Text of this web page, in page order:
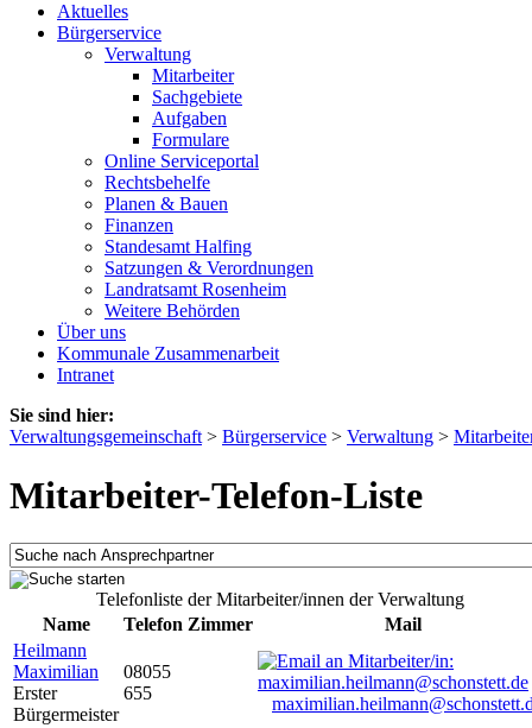
Aktuelles
Bürgerservice
Verwaltung
Mitarbeiter
Sachgebiete
Aufgaben
Formulare
Online Serviceportal
Rechtsbehelfe
Planen & Bauen
Finanzen
Standesamt Halfing
Satzungen & Verordnungen
Landratsamt Rosenheim
Weitere Behörden
Über uns
Kommunale Zusammenarbeit
Intranet
Sie sind hier:
Verwaltungsgemeinschaft > Bürgerservice > Verwaltung >
Mitarbeiter-Telefon-Liste
Telefonliste der Mitarbeiter/innen der Verwaltung
Name
Telefon Zimmer
Mail
Heilmann
Maximilian
Erster
Bürgermeister
08055
655